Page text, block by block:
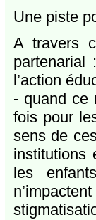
Une piste
A travers
l’action
- quand ce
fois pour
sens de
institutions
les